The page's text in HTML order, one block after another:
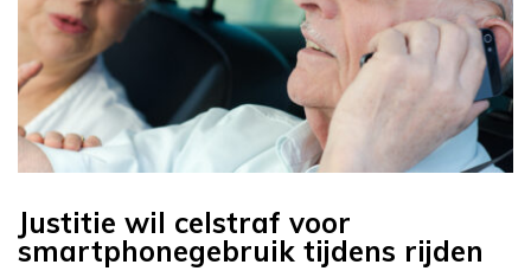
Justitie wil celstraf voor
smartphonegebruik tijdens rijden